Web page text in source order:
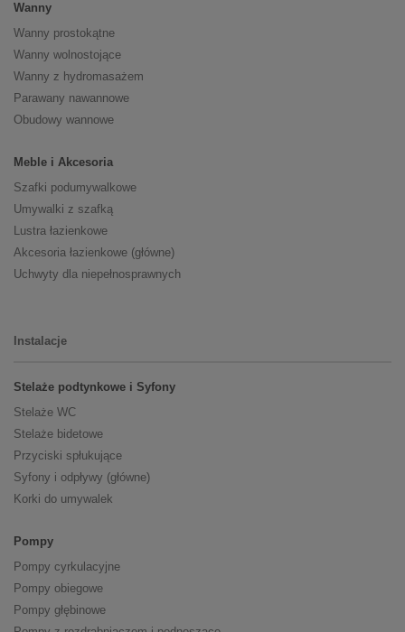
Wanny
Wanny prostokątne
Wanny wolnostojące
Wanny z hydromasażem
Parawany nawannowe
Obudowy wannowe
Meble i Akcesoria
Szafki podumywalkowe
Umywalki z szafką
Lustra łazienkowe
Akcesoria łazienkowe (główne)
Uchwyty dla niepełnosprawnych
Instalacje
Stelaże podtynkowe i Syfony
Stelaże WC
Stelaże bidetowe
Przyciski spłukujące
Syfony i odpływy (główne)
Korki do umywalek
Pompy
Pompy cyrkulacyjne
Pompy obiegowe
Pompy głębinowe